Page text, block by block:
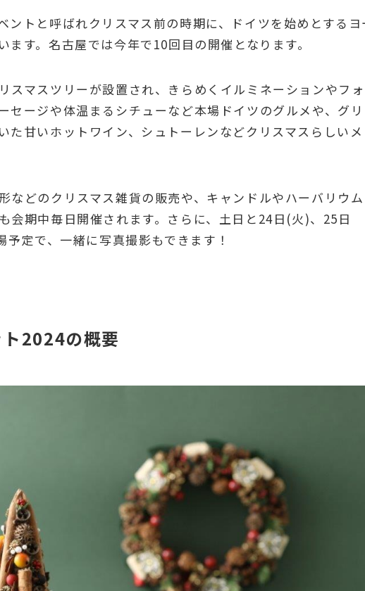
ントと呼ばれクリスマス前の時期に、ドイツを始めとする
す。名古屋では今年で10回目の開催となります。
スマスツリーが設置され、きらめくイルミネーションやフォ
セージや体温まるシチューなど本場ドイツのグルメや、グリ
た甘いホットワイン、シュトーレンなどクリスマスらしいメ
などのクリスマス雑貨の販売や、キャンドルやハーバリウム
会期中毎日開催されます。さらに、土日と24日(火)、25日
定で、一緒に写真撮影もできます！
2024の概要